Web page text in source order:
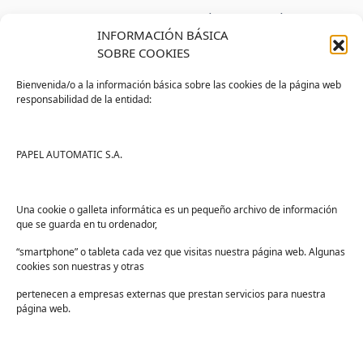
INFORMACIÓN BÁSICA
SOBRE COOKIES
Bienvenida/o a la información básica sobre las cookies de la página web
responsabilidad de la entidad:
PAPEL AUTOMATIC S.A.
Una cookie o galleta informática es un pequeño archivo de información
que se guarda en tu ordenador,
“smartphone” o tableta cada vez que visitas nuestra página web. Algunas
cookies son nuestras y otras
pertenecen a empresas externas que prestan servicios para nuestra
página web.
Nos preocupa que estos productos puedan ser
perjudiciales, no solo para las personas, sino
también para el medio ambiente.
Esta preocupación ha provocado la aparición de
muchos productos para la limpieza que se
con los productos desinfectantes? Lo vemos a
ecológicos?
productos desinfectantes?
¿Cuáles son los compuestos químicos
menos tóxicos?